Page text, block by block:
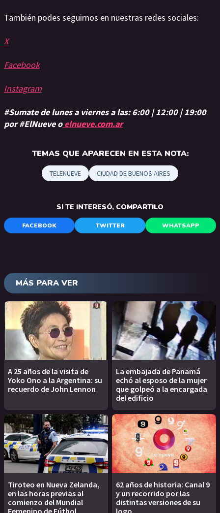
También podes seguirnos en nuestras redes sociales:
X
Facebook
Instagram
#Sumate de lunes a viernes a las: 6:00 | 12:00 | 19:00
por #ElNueve o elnueve.com.ar
TEMAS QUE APARECEN EN ESTA NOTA:
TELENUEVE CIUDAD DE BUENOS AIRES
SI TE INTERESÓ, COMPARTILO
FACEBOOK TWITTER WHATSAPP
MÁS PARA VER
A 25 años de la visita de
Yoko Ono a la Argentina: su
recuerdo de John Lennon
La embajada de Panamá
echó al esposo de la mujer
que golpeó a la encargada
del edificio
Tiroteo en Nueva Zelanda,
en las horas previas al
comienzo del Mundial
Femenino de Fútbol
62 años de historia: Canal 9
y un recorrido por las
distintas versiones de su
logo